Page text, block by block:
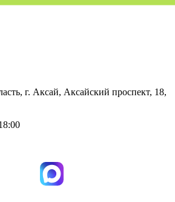
г. Аксай, Аксайский проспект, 18,